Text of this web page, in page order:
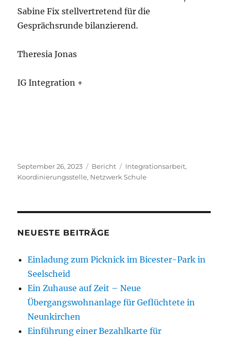
Sabine Fix stellvertretend für die
Gesprächsrunde bilanzierend.
Theresia Jonas
IG Integration +
Veröffentlicht
am
September 26, 2023 Kategorien
Bericht Schlagwörter
Integrationsarbeit,
Koordinierungsstelle, Netzwerk Schule
NEUESTE BEITRÄGE
Einladung zum Picknick im Bicester-Park in
Seelscheid
Ein Zuhause auf Zeit – Neue
Übergangswohnanlage für Geflüchtete in
Neunkirchen
Einführung einer Bezahlkarte für